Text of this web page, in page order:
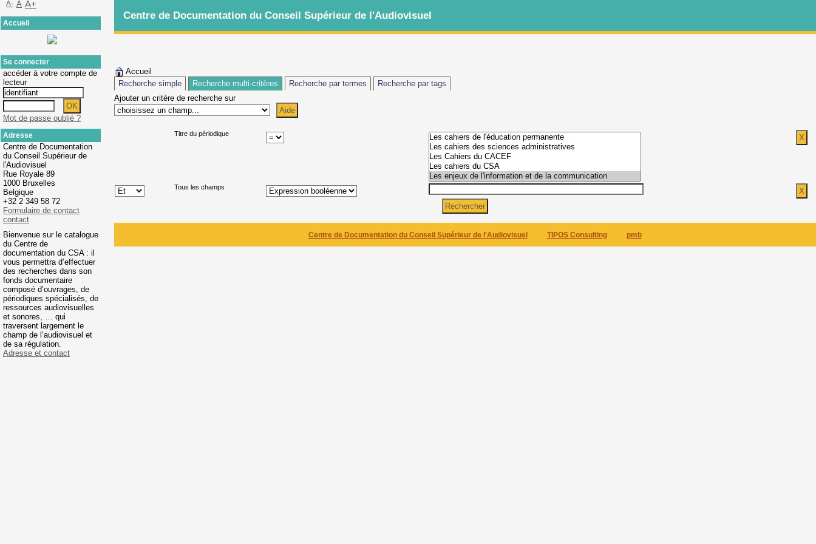
Accueil
Recherche simple
Recherche multi-critères Recherche par termes
Recherche par tags
Ajouter un critère de recherche sur
Titre du périodique
Tous les champs
Centre de Documentation du Conseil Supérieur de l'Audiovisuel TIPOS Consulting pmb
Centre de Documentation du Conseil Supérieur de l'Audiovisuel
A- A A+
Accueil
Se connecter
accéder à votre compte de
lecteur
Mot de passe oublié ?
Adresse
Centre de Documentation
du Conseil Supérieur de
l'Audiovisuel
Rue Royale 89
1000 Bruxelles
Belgique
+32 2 349 58 72
Formulaire de contact
contact
Bienvenue sur le catalogue
du Centre de
documentation du CSA : il
vous permettra d’effectuer
des recherches dans son
fonds documentaire
composé d’ouvrages, de
périodiques spécialisés, de
ressources audiovisuelles
et sonores, … qui
traversent largement le
champ de l’audiovisuel et
de sa régulation.
Adresse et contact